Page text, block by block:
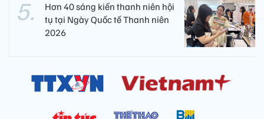
Hơn 40 sáng kiến thanh niên hội
tụ tại Ngày Quốc tế Thanh niên
2026